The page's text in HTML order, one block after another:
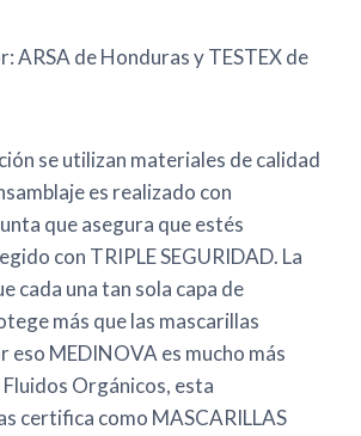
ARSA de Honduras y TESTEX de
se utilizan materiales de calidad
es realizado con
que asegura que estés
con TRIPLE SEGURIDAD. La
cada una tan sola capa de
más que las mascarillas
eso MEDINOVA es mucho más
Orgánicos, esta
certifica como MASCARILLAS